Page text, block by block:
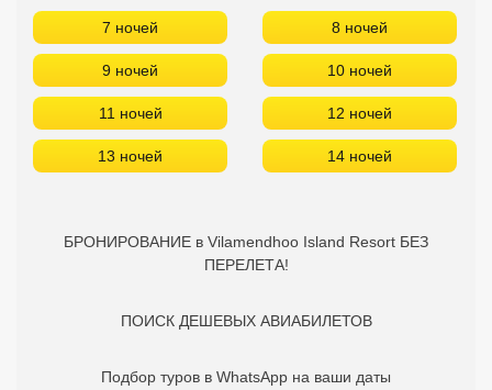
7 ночей 8 ночей
9 ночей 10 ночей
11 ночей 12 ночей
13 ночей 14 ночей
БРОНИРОВАНИЕ в Vilamendhoo Island Resort БЕЗ
ПЕРЕЛЕТА!
ПОИСК ДЕШЕВЫХ АВИАБИЛЕТОВ
Подбор туров в WhatsApp на ваши даты